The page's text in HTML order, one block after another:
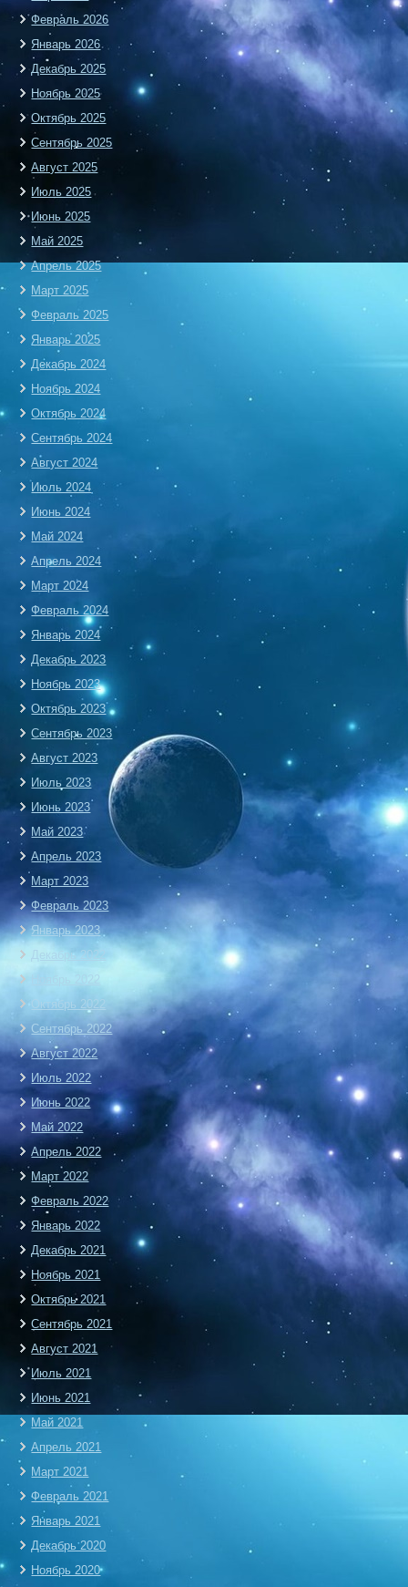
Февраль 2026
Январь 2026
Декабрь 2025
Ноябрь 2025
Октябрь 2025
Сентябрь 2025
Август 2025
Июль 2025
Июнь 2025
Май 2025
Апрель 2025
Март 2025
Февраль 2025
Январь 2025
Декабрь 2024
Ноябрь 2024
Октябрь 2024
Сентябрь 2024
Август 2024
Июль 2024
Июнь 2024
Май 2024
Апрель 2024
Март 2024
Февраль 2024
Январь 2024
Декабрь 2023
Ноябрь 2023
Октябрь 2023
Сентябрь 2023
Август 2023
Июль 2023
Июнь 2023
Май 2023
Апрель 2023
Март 2023
Февраль 2023
Январь 2023
Декабрь 2022
Ноябрь 2022
Октябрь 2022
Сентябрь 2022
Август 2022
Июль 2022
Июнь 2022
Май 2022
Апрель 2022
Март 2022
Февраль 2022
Январь 2022
Декабрь 2021
Ноябрь 2021
Октябрь 2021
Сентябрь 2021
Август 2021
Июль 2021
Июнь 2021
Май 2021
Апрель 2021
Март 2021
Февраль 2021
Январь 2021
Декабрь 2020
Ноябрь 2020